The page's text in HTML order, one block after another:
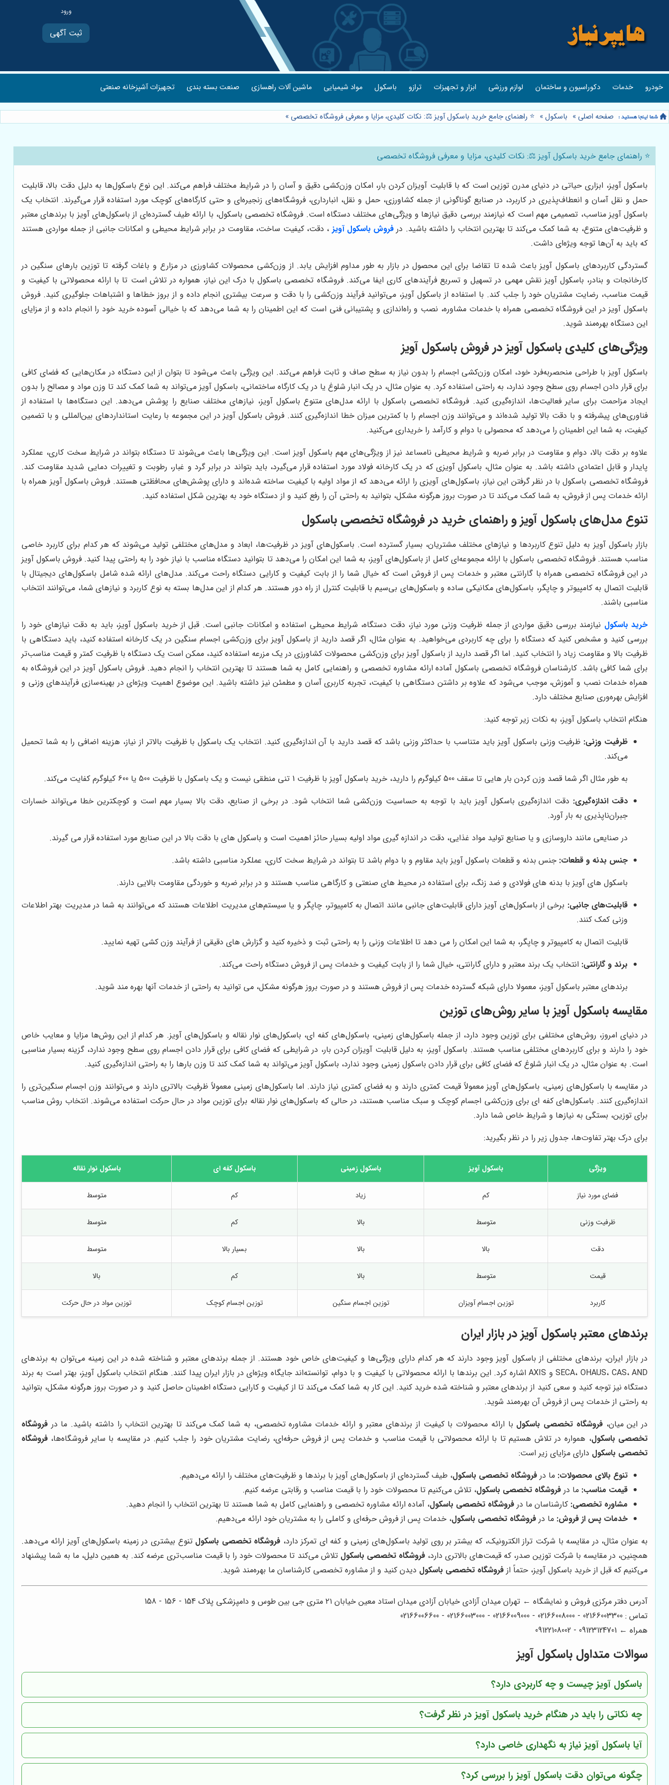
ثبت آگهی
خودرو خدمات دکوراسیون و ساختمان لوازم ورزشی ابزار و تجهیزات ترازو باسکول مواد شیمیایی ماشین آلات راهسازی صنعت بسته بندی تجهیزات آشپزخانه صنعتی
صفحه اصلی » باسکول» ⭐️ راهنمای جامع خرید باسکول آویز ⚖️: نکات کلیدی، مزایا و معرفی فروشگاه تخصصی »
⭐️ راهنمای جامع خرید باسکول آویز ⚖️: نکات کلیدی، مزایا و معرفی فروشگاه تخصصی
باسکول آویز، ابزاری حیاتی در دنیای مدرن توزین است که با قابلیت آویزان کردن بار، امکان وزن‌کشی دقیق و آسان را در شرایط مختلف فراهم می‌کند. این نوع باسکول‌ها به دلیل دقت بالا، قابلیت
حمل و نقل آسان و انعطاف‌پذیری در کاربرد، در صنایع گوناگونی از جمله کشاورزی، حمل و نقل، انبارداری، فروشگاه‌های زنجیره‌ای و حتی کارگاه‌های کوچک مورد استفاده قرار می‌گیرند. انتخاب یک
باسکول آویز مناسب، تصمیمی مهم است که نیازمند بررسی دقیق نیازها و ویژگی‌های مختلف دستگاه است. فروشگاه تخصصی باسکول، با ارائه طیف گسترده‌ای از باسکول‌های آویز با برندهای معتبر
و ظرفیت‌های متنوع، به شما کمک می‌کند تا بهترین انتخاب را داشته باشید. در فروش باسکول آویز ، دقت، کیفیت ساخت، مقاومت در برابر شرایط محیطی و امکانات جانبی از جمله مواردی هستند
که باید به آن‌ها توجه ویژه‌ای داشت.
گستردگی کاربردهای باسکول آویز باعث شده تا تقاضا برای این محصول در بازار به طور مداوم افزایش یابد. از وزن‌کشی محصولات کشاورزی در مزارع و باغات گرفته تا توزین بارهای سنگین در
کارخانجات و بنادر، باسکول آویز نقش مهمی در تسهیل و تسریع فرآیندهای کاری ایفا می‌کند. فروشگاه تخصصی باسکول با درک این نیاز، همواره در تلاش است تا با ارائه محصولاتی با کیفیت و
قیمت مناسب، رضایت مشتریان خود را جلب کند. با استفاده از باسکول آویز، می‌توانید فرآیند وزن‌کشی را با دقت و سرعت بیشتری انجام داده و از بروز خطاها و اشتباهات جلوگیری کنید. فروش
باسکول آویز در این فروشگاه تخصصی همراه با خدمات مشاوره، نصب و راه‌اندازی و پشتیبانی فنی است که این اطمینان را به شما می‌دهد که با خیالی آسوده خرید خود را انجام داده و از مزایای
این دستگاه بهره‌مند شوید.
ویژگی‌های کلیدی باسکول آویز در فروش باسکول آویز
باسکول آویز با طراحی منحصربه‌فرد خود، امکان وزن‌کشی اجسام را بدون نیاز به سطح صاف و ثابت فراهم می‌کند. این ویژگی باعث می‌شود تا بتوان از این دستگاه در مکان‌هایی که فضای کافی
برای قرار دادن اجسام روی سطح وجود ندارد، به راحتی استفاده کرد. به عنوان مثال، در یک انبار شلوغ یا در یک کارگاه ساختمانی، باسکول آویز می‌تواند به شما کمک کند تا وزن مواد و مصالح را بدون
ایجاد مزاحمت برای سایر فعالیت‌ها، اندازه‌گیری کنید. فروشگاه تخصصی باسکول با ارائه مدل‌های متنوع باسکول آویز، نیازهای مختلف صنایع را پوشش می‌دهد. این دستگاه‌ها با استفاده از
فناوری‌های پیشرفته و با دقت بالا تولید شده‌اند و می‌توانند وزن اجسام را با کمترین میزان خطا اندازه‌گیری کنند. فروش باسکول آویز در این مجموعه با رعایت استانداردهای بین‌المللی و با تضمین
کیفیت، به شما این اطمینان را می‌دهد که محصولی با دوام و کارآمد را خریداری می‌کنید.
علاوه بر دقت بالا، دوام و مقاومت در برابر ضربه و شرایط محیطی نامساعد نیز از ویژگی‌های مهم باسکول آویز است. این ویژگی‌ها باعث می‌شوند تا دستگاه بتواند در شرایط سخت کاری، عملکرد
پایدار و قابل اعتمادی داشته باشد. به عنوان مثال، باسکول آویزی که در یک کارخانه فولاد مورد استفاده قرار می‌گیرد، باید بتواند در برابر گرد و غبار، رطوبت و تغییرات دمایی شدید مقاومت کند.
فروشگاه تخصصی باسکول با در نظر گرفتن این نیاز، باسکول‌های آویزی را ارائه می‌دهد که از مواد اولیه با کیفیت ساخته شده‌اند و دارای پوشش‌های محافظتی هستند. فروش باسکول آویز همراه با
ارائه خدمات پس از فروش، به شما کمک می‌کند تا در صورت بروز هرگونه مشکل، بتوانید به راحتی آن را رفع کنید و از دستگاه خود به بهترین شکل استفاده کنید.
تنوع مدل‌های باسکول آویز و راهنمای خرید در فروشگاه تخصصی باسکول
بازار باسکول آویز به دلیل تنوع کاربردها و نیازهای مختلف مشتریان، بسیار گسترده است. باسکول‌های آویز در ظرفیت‌ها، ابعاد و مدل‌های مختلفی تولید می‌شوند که هر کدام برای کاربرد خاصی
مناسب هستند. فروشگاه تخصصی باسکول با ارائه مجموعه‌ای کامل از باسکول‌های آویز، به شما این امکان را می‌دهد تا بتوانید دستگاه مناسب با نیاز خود را به راحتی پیدا کنید. فروش باسکول آویز
در این فروشگاه تخصصی همراه با گارانتی معتبر و خدمات پس از فروش است که خیال شما را از بابت کیفیت و کارایی دستگاه راحت می‌کند. مدل‌های ارائه شده شامل باسکول‌های دیجیتال با
قابلیت اتصال به کامپیوتر و چاپگر، باسکول‌های مکانیکی ساده و باسکول‌های بی‌سیم با قابلیت کنترل از راه دور هستند. هر کدام از این مدل‌ها بسته به نوع کاربرد و نیازهای شما، می‌توانند انتخاب
مناسبی باشند.
خرید باسکول نیازمند بررسی دقیق مواردی از جمله ظرفیت وزنی مورد نیاز، دقت دستگاه، شرایط محیطی استفاده و امکانات جانبی است. قبل از خرید باسکول آویز، باید به دقت نیازهای خود را
بررسی کنید و مشخص کنید که دستگاه را برای چه کاربردی می‌خواهید. به عنوان مثال، اگر قصد دارید از باسکول آویز برای وزن‌کشی اجسام سنگین در یک کارخانه استفاده کنید، باید دستگاهی با
ظرفیت بالا و مقاومت زیاد را انتخاب کنید. اما اگر قصد دارید از باسکول آویز برای وزن‌کشی محصولات کشاورزی در یک مزرعه استفاده کنید، ممکن است یک دستگاه با ظرفیت کمتر و قیمت مناسب‌تر
برای شما کافی باشد. کارشناسان فروشگاه تخصصی باسکول آماده ارائه مشاوره تخصصی و راهنمایی کامل به شما هستند تا بهترین انتخاب را انجام دهید. فروش باسکول آویز در این فروشگاه به
همراه خدمات نصب و آموزش، موجب می‌شود که علاوه بر داشتن دستگاهی با کیفیت، تجربه کاربری آسان و مطمئن نیز داشته باشید. این موضوع اهمیت ویژه‌ای در بهینه‌سازی فرآیندهای وزنی و
افزایش بهره‌وری صنایع مختلف دارد.
هنگام انتخاب باسکول آویز، به نکات زیر توجه کنید:
ظرفیت وزنی: ظرفیت وزنی باسکول آویز باید متناسب با حداکثر وزنی باشد که قصد دارید با آن اندازه‌گیری کنید. انتخاب یک باسکول با ظرفیت بالاتر از نیاز، هزینه اضافی را به شما تحمیل
می‌کند.
به طور مثال اگر شما قصد وزن کردن بار هایی تا سقف 500 کیلوگرم را دارید، خرید باسکول آویز با ظرفیت 1 تنی منطقی نیست و یک باسکول با ظرفیت 500 یا 600 کیلوگرم کفایت می‌کند.
دقت اندازه‌گیری: دقت اندازه‌گیری باسکول آویز باید با توجه به حساسیت وزن‌کشی شما انتخاب شود. در برخی از صنایع، دقت بالا بسیار مهم است و کوچکترین خطا می‌تواند خسارات
جبران‌ناپذیری به بار آورد.
در صنایعی مانند داروسازی و یا صنایع تولید مواد غذایی، دقت در اندازه گیری مواد اولیه بسیار حائز اهمیت است و باسکول های با دقت بالا در این صنایع مورد استفاده قرار می گیرند.
جنس بدنه و قطعات: جنس بدنه و قطعات باسکول آویز باید مقاوم و با دوام باشد تا بتواند در شرایط سخت کاری، عملکرد مناسبی داشته باشد.
باسکول های آویز با بدنه های فولادی و ضد زنگ، برای استفاده در محیط های صنعتی و کارگاهی مناسب هستند و در برابر ضربه و خوردگی مقاومت بالایی دارند.
قابلیت‌های جانبی: برخی از باسکول‌های آویز دارای قابلیت‌های جانبی مانند اتصال به کامپیوتر، چاپگر و یا سیستم‌های مدیریت اطلاعات هستند که می‌توانند به شما در مدیریت بهتر اطلاعات
وزنی کمک کنند.
قابلیت اتصال به کامپیوتر و چاپگر، به شما این امکان را می دهد تا اطلاعات وزنی را به راحتی ثبت و ذخیره کنید و گزارش های دقیقی از فرآیند وزن کشی تهیه نمایید.
برند و گارانتی: انتخاب یک برند معتبر و دارای گارانتی، خیال شما را از بابت کیفیت و خدمات پس از فروش دستگاه راحت می‌کند.
برندهای معتبر باسکول آویز، معمولا دارای شبکه گسترده خدمات پس از فروش هستند و در صورت بروز هرگونه مشکل، می توانید به راحتی از خدمات آنها بهره مند شوید.
مقایسه باسکول آویز با سایر روش‌های توزین
در دنیای امروز، روش‌های مختلفی برای توزین وجود دارد، از جمله باسکول‌های زمینی، باسکول‌های کفه ای، باسکول‌های نوار نقاله و باسکول‌های آویز. هر کدام از این روش‌ها مزایا و معایب خاص
خود را دارند و برای کاربردهای مختلفی مناسب هستند. باسکول آویز، به دلیل قابلیت آویزان کردن بار، در شرایطی که فضای کافی برای قرار دادن اجسام روی سطح وجود ندارد، گزینه بسیار مناسبی
است. به عنوان مثال، در یک انبار شلوغ که فضای کافی برای قرار دادن باسکول زمینی وجود ندارد، باسکول آویز می‌تواند به شما کمک کند تا وزن بارها را به راحتی اندازه‌گیری کنید.
در مقایسه با باسکول‌های زمینی، باسکول‌های آویز معمولاً قیمت کمتری دارند و به فضای کمتری نیاز دارند. اما باسکول‌های زمینی معمولاً ظرفیت بالاتری دارند و می‌توانند وزن اجسام سنگین‌تری را
اندازه‌گیری کنند. باسکول‌های کفه ای برای وزن‌کشی اجسام کوچک و سبک مناسب هستند، در حالی که باسکول‌های نوار نقاله برای توزین مواد در حال حرکت استفاده می‌شوند. انتخاب روش مناسب
برای توزین، بستگی به نیازها و شرایط خاص شما دارد.
برای درک بهتر تفاوت‌ها، جدول زیر را در نظر بگیرید:
ویژگی باسکول آویز باسکول زمینی باسکول کفه ای باسکول نوار نقاله
فضای مورد نیاز کم زیاد کم متوسط
ظرفیت وزنی متوسط بالا کم متوسط
دقت بالا بالا بسیار بالا متوسط
قیمت متوسط بالا کم بالا
کاربرد توزین اجسام آویزان توزین اجسام سنگین توزین اجسام کوچک توزین مواد در حال حرکت
برندهای معتبر باسکول آویز در بازار ایران
در بازار ایران، برندهای مختلفی از باسکول آویز وجود دارند که هر کدام دارای ویژگی‌ها و کیفیت‌های خاص خود هستند. از جمله برندهای معتبر و شناخته شده در این زمینه می‌توان به برندهای
SECA، OHAUS، CAS، AND و AXIS اشاره کرد. این برندها با ارائه محصولاتی با کیفیت و با دوام، توانسته‌اند جایگاه ویژه‌ای در بازار ایران پیدا کنند. هنگام انتخاب باسکول آویز، بهتر است به برند
دستگاه نیز توجه کنید و سعی کنید از برندهای معتبر و شناخته شده خرید کنید. این کار به شما کمک می‌کند تا از کیفیت و کارایی دستگاه اطمینان حاصل کنید و در صورت بروز هرگونه مشکل، بتوانید
به راحتی از خدمات پس از فروش آن بهره‌مند شوید.
در این میان،فروشگاه تخصصی باسکول با ارائه محصولات با کیفیت از برندهای معتبر و ارائه خدمات مشاوره تخصصی، به شما کمک می‌کند تا بهترین انتخاب را داشته باشید. ما درفروشگاه
تخصصی باسکول، همواره در تلاش هستیم تا با ارائه محصولاتی با قیمت مناسب و خدمات پس از فروش حرفه‌ای، رضایت مشتریان خود را جلب کنیم. در مقایسه با سایر فروشگاه‌ها،فروشگاه
تخصصی باسکول دارای مزایای زیر است:
تنوع بالای محصولات: ما در فروشگاه تخصصی باسکول، طیف گسترده‌ای از باسکول‌های آویز با برندها و ظرفیت‌های مختلف را ارائه می‌دهیم.
قیمت مناسب: ما در فروشگاه تخصصی باسکول، تلاش می‌کنیم تا محصولات خود را با قیمت مناسب و رقابتی عرضه کنیم.
مشاوره تخصصی: کارشناسان ما در فروشگاه تخصصی باسکول، آماده ارائه مشاوره تخصصی و راهنمایی کامل به شما هستند تا بهترین انتخاب را انجام دهید.
خدمات پس از فروش: ما در فروشگاه تخصصی باسکول، خدمات پس از فروش حرفه‌ای و کاملی را به مشتریان خود ارائه می‌دهیم.
به عنوان مثال، در مقایسه با شرکت تراز الکترونیک، که بیشتر بر روی تولید باسکول‌های زمینی و کفه ای تمرکز دارد، فروشگاه تخصصی باسکول تنوع بیشتری در زمینه باسکول‌های آویز ارائه می‌دهد.
همچنین، در مقایسه با شرکت توزین صدر، که قیمت‌های بالاتری دارد،فروشگاه تخصصی باسکول تلاش می‌کند تا محصولات خود را با قیمت مناسب‌تری عرضه کند. به همین دلیل، ما به شما پیشنهاد
می‌کنیم که قبل از خرید باسکول آویز، حتماً از فروشگاه تخصصی باسکول دیدن کنید و از مشاوره تخصصی کارشناسان ما بهره‌مند شوید.
آدرس دفتر مرکزی فروش و نمایشگاه ← تهران میدان آزادی خیابان آزادی میدان استاد معین خیابان ۲۱ متری جی بین طوس و دامپزشکی پلاک 154 - 156 - 158
تماس : 02166003300 - 02166008000 - 02166009000 - 02166003000 - 02166006600
همراه ← 09123124701 - 09122108002
سوالات متداول باسکول آویز
باسکول آویز چیست و چه کاربردی دارد؟
چه نکاتی را باید در هنگام خرید باسکول آویز در نظر گرفت؟
آیا باسکول آویز نیاز به نگهداری خاصی دارد؟
چگونه می‌توان دقت باسکول آویز را بررسی کرد؟